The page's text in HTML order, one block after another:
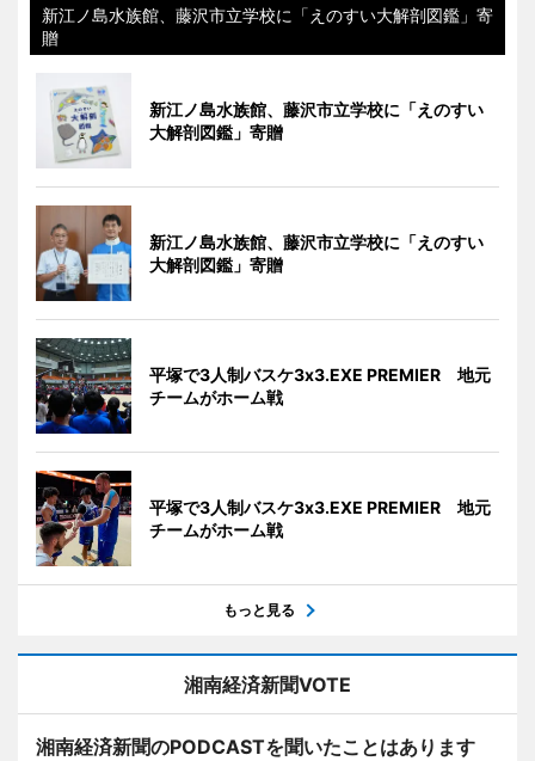
新江ノ島水族館、藤沢市立学校に「えのすい大解剖図鑑」寄
贈
新江ノ島水族館、藤沢市立学校に「えのすい
大解剖図鑑」寄贈
新江ノ島水族館、藤沢市立学校に「えのすい
大解剖図鑑」寄贈
平塚で3人制バスケ3x3.EXE PREMIER 地元
チームがホーム戦
平塚で3人制バスケ3x3.EXE PREMIER 地元
チームがホーム戦
もっと見る
湘南経済新聞VOTE
湘南経済新聞のPODCASTを聞いたことはあります